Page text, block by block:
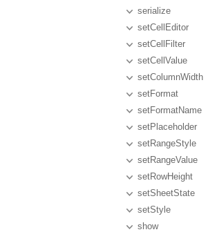
serialize
setCellEditor
setCellFilter
setCellValue
setColumnWidth
setFormat
setFormatName
setPlaceholder
setRangeStyle
setRangeValue
setRowHeight
setSheetState
setStyle
show